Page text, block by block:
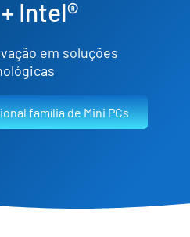
Intel®
em soluções
família de Mini PCs